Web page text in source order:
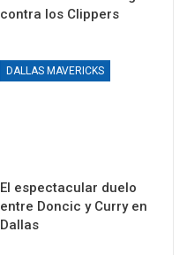
contra los Clippers
DALLAS MAVERICKS
El espectacular duelo
entre Doncic y Curry en
Dallas